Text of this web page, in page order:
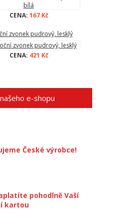
CENA: 167 Kč
zvonek pudrový, lesklý
CENA: 421 Kč
e-shopu
České výrobce!
pohodlně Vaší
kartou